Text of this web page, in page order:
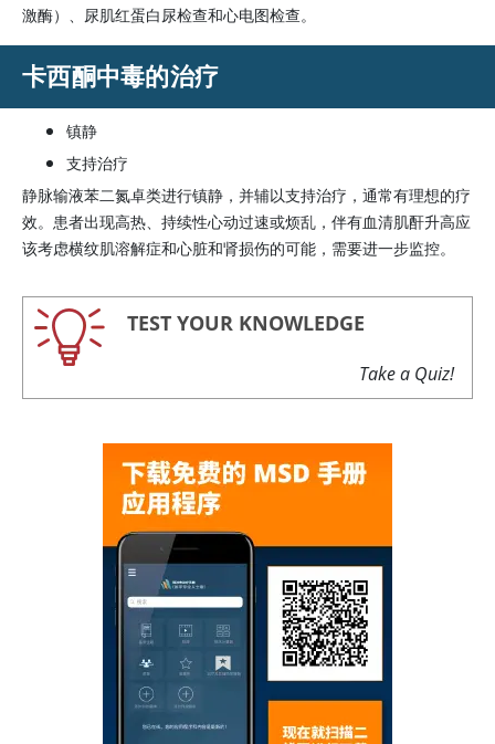
激酶）、尿肌红蛋白尿检查和心电图检查。
卡西酮中毒的治疗
镇静
支持治疗
静脉输液苯二氮卓类进行镇静，并辅以支持治疗，通常有理想的疗
效。患者出现高热、持续性心动过速或烦乱，伴有血清肌酐升高应
该考虑横纹肌溶解症和心脏和肾损伤的可能，需要进一步监控。
TEST YOUR KNOWLEDGE
Take a Quiz!